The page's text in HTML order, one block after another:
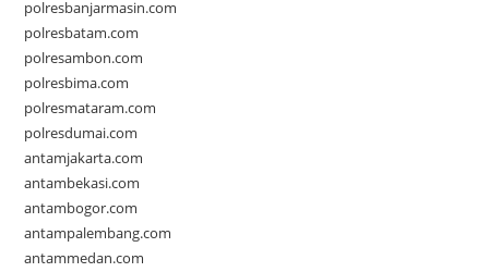
polresbanjarmasin.com
polresbatam.com
polresambon.com
polresbima.com
polresmataram.com
polresdumai.com
antamjakarta.com
antambekasi.com
antambogor.com
antampalembang.com
antammedan.com